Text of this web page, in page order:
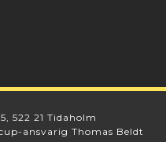
522 21 Tidaholm
ansvarig Thomas Beldt